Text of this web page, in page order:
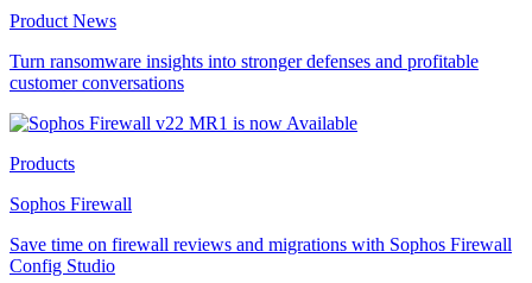
Product News
Turn ransomware insights into stronger defenses and profitable
customer conversations
Products
Sophos Firewall
Save time on firewall reviews and migrations with Sophos Firewall
Config Studio